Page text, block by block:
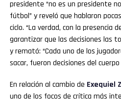
presidente “no es un presidente
fútbol” y reveló que hablaron
ciclo. “La verdad, con la presencia
garantizar que las decisiones las
y remató: “Cada uno de los
sacar, fueron decisiones del cuerpo
En relación al cambio de Exequiel
uno de los focos de crítica más